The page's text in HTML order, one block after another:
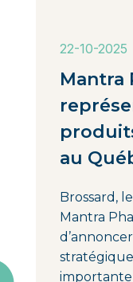
22-10-2025
Mantra
au
Brossard,
Mantra
stratégique